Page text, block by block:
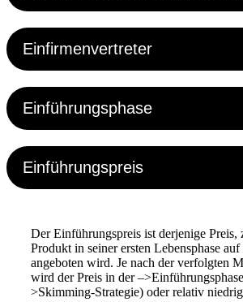
Einfirmenvertreter
Einführungsphase
Einführungspreis
Der Einführungspreis ist derjenige Preis,
Produkt in seiner ersten Lebensphase
angeboten wird. Je nach der verfolgten
wird der Preis in der
>Skimming-Strategie) oder relativ